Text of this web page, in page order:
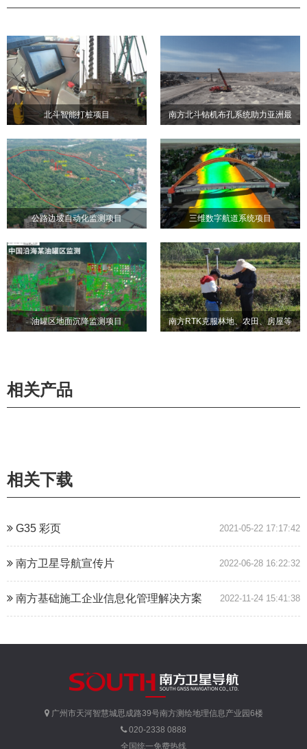
北斗智能打桩项目 南方北斗钻机布孔系统助力亚洲最
亚洲最大露天煤矿精准布孔
公路边坡自动化监测项目 三维数字航道系统项目
油罐区地面沉降监测项目 南方RTK克服林地、农田、房屋等
相关产品
相关下载
G35 彩页 2021-05-22 17:17:42
南方卫星导航宣传片 2022-06-28 16:22:32
南方基础施工企业信息化管理解决方案 2022-11-24 15:41:38
广州市天河智慧城思成路39号南方测绘地理信息产业园6楼
020-2338 0888
全国统一免费热线